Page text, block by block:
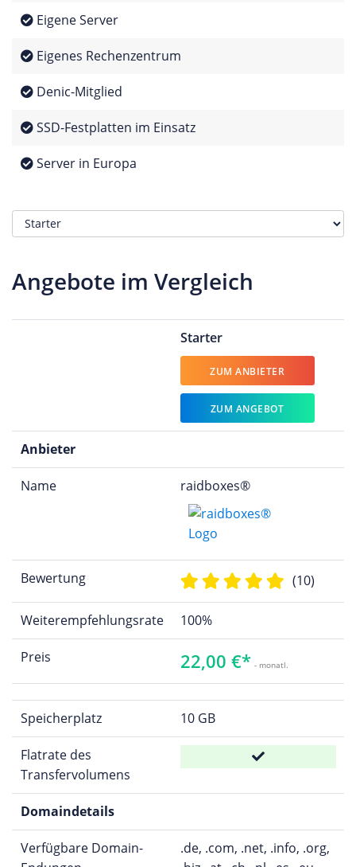
Eigene Server
Eigenes Rechenzentrum
Denic-Mitglied
SSD-Festplatten im Einsatz
Server in Europa
Angebote im Vergleich
Starter
ZUM ANBIETER
ZUM ANGEBOT
Anbieter
Name raidboxes®
Bewertung (10)
Weiterempfehlungsrate 100%
Preis 22,00 €* - monatl.
Speicherplatz 10 GB
Flatrate des
Transfervolumens
Domaindetails
Verfügbare Domain-
.de, .com, .net, .info, .org,